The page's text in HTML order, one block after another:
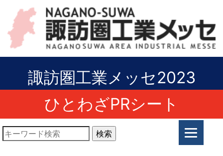
諏訪圏工業メッセ2023
ひとわざPRシート